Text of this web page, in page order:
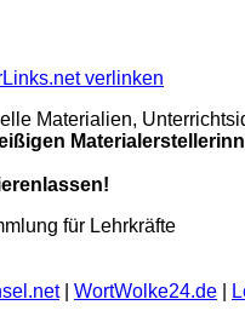
verlinken
Materialien,
für Lehrkräfte
| WortWolke24.de